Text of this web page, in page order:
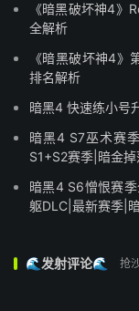
《暗黑破坏神4》
全解析
《暗黑破坏神4》
排名解析
暗黑4 快速练小号
暗黑4 S7巫术赛
S1+S2赛季|暗金
暗黑4 S6憎恨赛
躯DLC|最新赛季|
🌊发射评论🌊 抢